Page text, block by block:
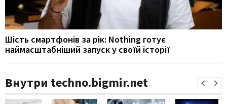
Шість смартфонів за рік: Nothing готує
наймасштабніший запуск у своїй історії
Внутри techno.bigmir.net